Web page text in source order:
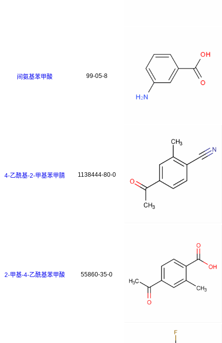
间氨基苯甲酸​ 99-05-8
4-乙酰基-2-甲基苯甲腈 1138444-80-0
2-甲基-4-乙酰基苯甲酸 55860-35-0